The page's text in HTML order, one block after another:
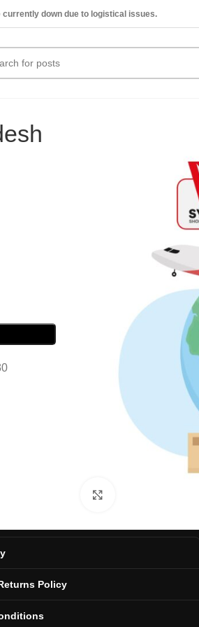
currently down due to logistical issues.
Policy